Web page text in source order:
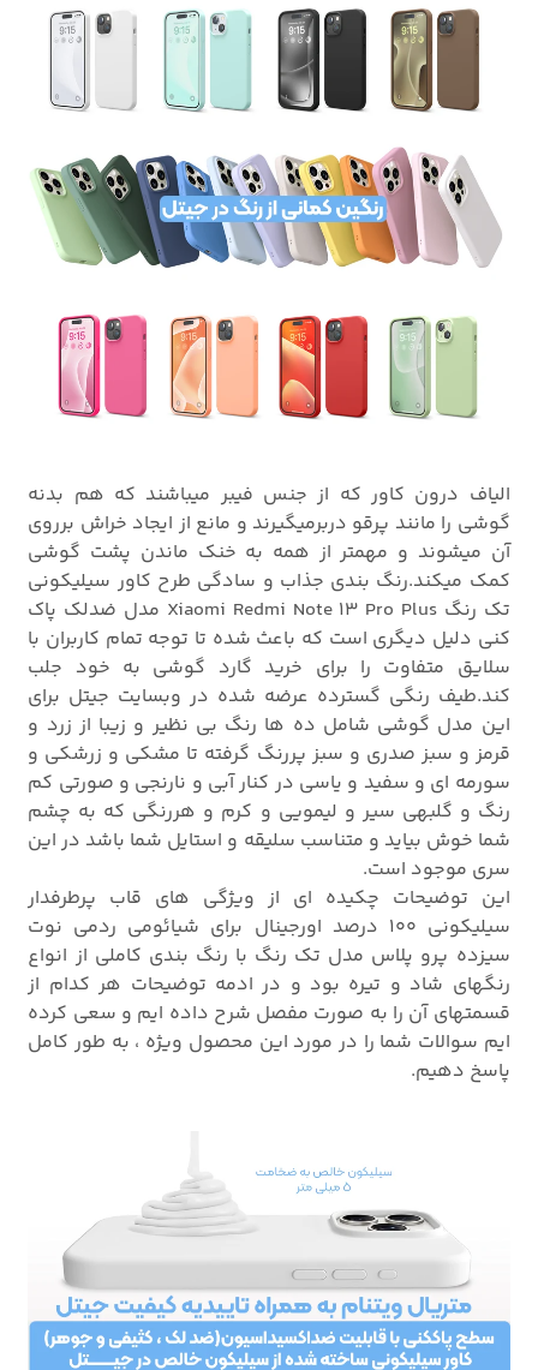
الیاف درون کاور که از جنس فیبر میباشند که هم بدنه
گوشی را مانند پرقو دربرمیگیرند و مانع از ایجاد خراش برروی
آن میشوند و مهمتر از همه به خنک ماندن پشت گوشی
کمک میکند.رنگ بندی جذاب و سادگی طرح کاور سیلیکونی
تک رنگ Xiaomi Redmi Note 13 Pro Plus مدل ضدلک پاک
کنی دلیل دیگری است که باعث شده تا توجه تمام کاربران با
سلایق متفاوت را برای خرید گارد گوشی به خود جلب
کند.طیف رنگی گسترده عرضه شده در وبسایت جیتل برای
این مدل گوشی شامل ده ها رنگ بی نظیر و زیبا از زرد و
قرمز و سبز صدری و سبز پررنگ گرفته تا مشکی و زرشکی و
سورمه ای و سفید و یاسی در کنار آبی و نارنجی و صورتی کم
رنگ و گلبهی سیر و لیمویی و کرم و هررنگی که به چشم
شما خوش بیاید و متناسب سلیقه و استایل شما باشد در این
سری موجود است.
این توضیحات چکیده ای از ویژگی های قاب پرطرفدار
سیلیکونی 100 درصد اورجینال برای شیائومی ردمی نوت
سیزده پرو پلاس مدل تک رنگ با رنگ بندی کاملی از انواع
رنگهای شاد و تیره بود و در ادمه توضیحات هر کدام از
قسمتهای آن را به صورت مفصل شرح داده ایم و سعی کرده
ایم سوالات شما را در مورد این محصول ویژه ، به طور کامل
پاسخ دهیم.